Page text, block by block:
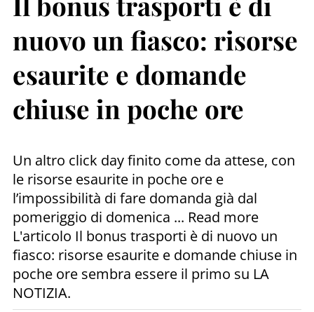
nuovo un fiasco: risorse
esaurite e domande
chiuse in poche ore
Un altro click day finito come da attese, con
le risorse esaurite in poche ore e
l’impossibilità di fare domanda già dal
pomeriggio di domenica ... Read more
L'articolo Il bonus trasporti è di nuovo un
fiasco: risorse esaurite e domande chiuse in
poche ore sembra essere il primo su LA
NOTIZIA.